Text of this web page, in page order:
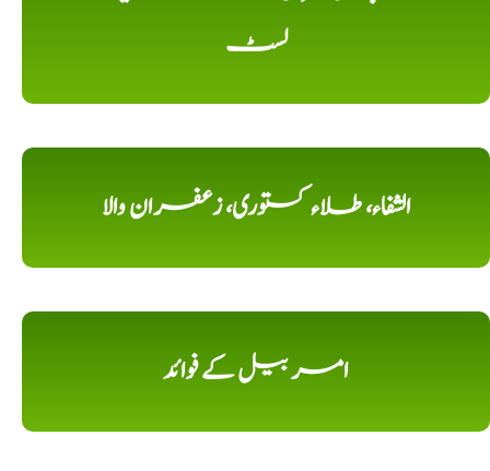
لسٹ
الشفاء، طلاء کستوری، زعفران والا
امر بیل کے فوائد